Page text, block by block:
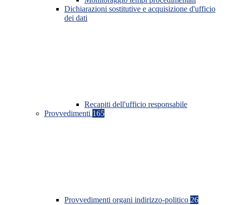
Dichiarazioni sostitutive e acquisizione d'ufficio
dei dati
Recapiti dell'ufficio responsabile
Provvedimenti 165
Provvedimenti organi indirizzo-politico 26